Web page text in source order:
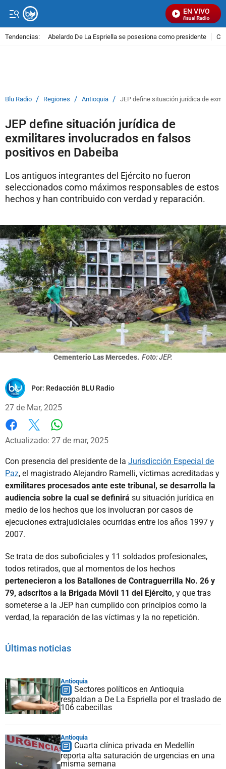
EN VIVO
Señal Visual Radio
Tendencias: Abelardo De La Espriella se posesiona como presidente
Blu Radio / Regiones / Antioquia / JEP define situación jurídica de
JEP define situación jurídica de
exmilitares involucrados en falsos
positivos en Dabeiba
Los antiguos integrantes del Ejército no fueron
seleccionados como máximos responsables de estos
hechos y han contribuido con verdad y reparación.
Cementerio Las Mercedes. Foto: JEP.
Por: Redacción BLU Radio
27 de Mar, 2025
Facebook
X
Actualizado: 27 de mar, 2025
Con presencia del presidente de la Jurisdicción Especial de
Paz, el magistrado Alejandro Ramelli, víctimas acreditadas y
exmilitares procesados ante este tribunal, se desarrolla la
audiencia sobre la cual se definirá su situación jurídica en
medio de los hechos que los involucran por casos de
ejecuciones extrajudiciales ocurridas entre los años 1997 y
2007.
Se trata de dos suboficiales y 11 soldados profesionales,
todos retirados, que al momentos de los hechos
pertenecieron a los Batallones de Contraguerrilla No. 26 y
79, adscritos a la Brigada Móvil 11 del Ejército, y que tras
someterse a la JEP han cumplido con principios como la
verdad, la reparación de las víctimas y la no repetición.
Últimas noticias
Antioquia
Sectores políticos en Antioquia
respaldan a De La Espriella por el traslado de
106 cabecillas
Antioquia
Cuarta clínica privada en Medellín
reporta alta saturación de urgencias en una
misma semana